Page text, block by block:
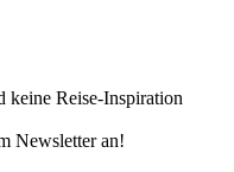
keine Reise-Inspiration
Newsletter an!